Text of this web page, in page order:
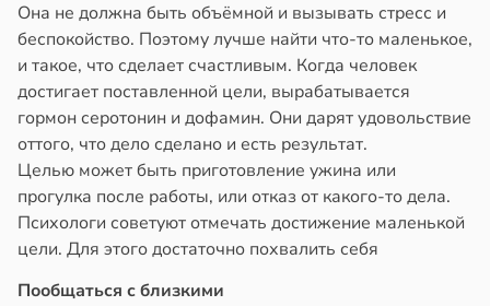
Она не должна быть объёмной и вызывать стресс и
беспокойство. Поэтому лучше найти что-то маленькое,
и такое, что сделает счастливым. Когда человек
достигает поставленной цели, вырабатывается
гормон серотонин и дофамин. Они дарят удовольствие
оттого, что дело сделано и есть результат.
Целью может быть приготовление ужина или
прогулка после работы, или отказ от какого-то дела.
Психологи советуют отмечать достижение маленькой
цели. Для этого достаточно похвалить себя
Пообщаться с близкими